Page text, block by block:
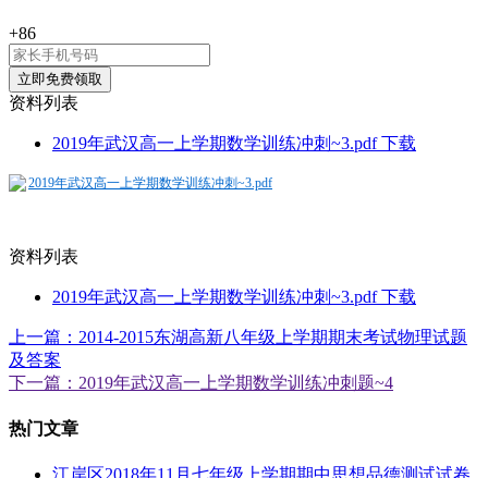
+86
资料列表
2019年武汉高一上学期数学训练冲刺~3.pdf下载
2019年武汉高一上学期数学训练冲刺~3.pdf
资料列表
2019年武汉高一上学期数学训练冲刺~3.pdf下载
上一篇：2014-2015东湖高新八年级上学期期末考试物理试题
及答案
下一篇：2019年武汉高一上学期数学训练冲刺题~4
热门文章